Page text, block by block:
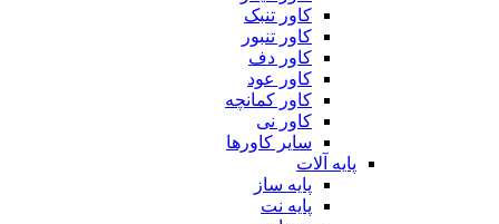
کاور تنبک
کاور تنبور
کاور دف
کاور عود
کاور کمانچه
کاور نی
سایر کاورها
پایه آلات
پایه ساز
پایه نت